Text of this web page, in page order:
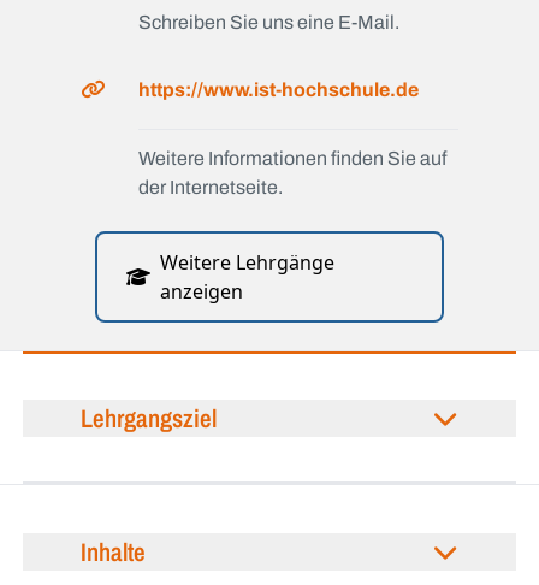
Schreiben Sie uns eine E-Mail.
https://www.ist-hochschule.de
Weitere Informationen finden Sie auf
der Internetseite.
Weitere Lehrgänge
anzeigen
Lehrgangsziel
Inhalte